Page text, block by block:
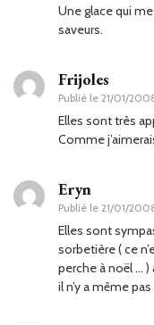
Une glace qui
saveurs.
Frijoles
Publié le 21/01/
Elles sont très
Comme
Eryn
Publié le 21/01/
Elles sont
sorbetière ( ce
perche à noël … )
il n’y a même